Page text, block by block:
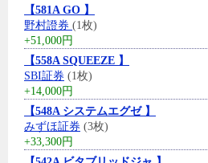
【581A GO 】
野村證券 (1枚)
+51,000円
【558A SQUEEZE 】
SBI証券 (1枚)
+14,000円
【548A システムエグゼ 】
みずほ証券 (3枚)
+33,300円